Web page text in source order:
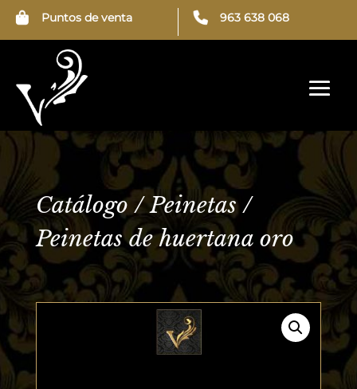
Puntos de venta 963 638 068
← Peinetas de huertana oro Peinetas de huertana oro →
Catálogo/Peinetas/
Peinetas de huertana oro